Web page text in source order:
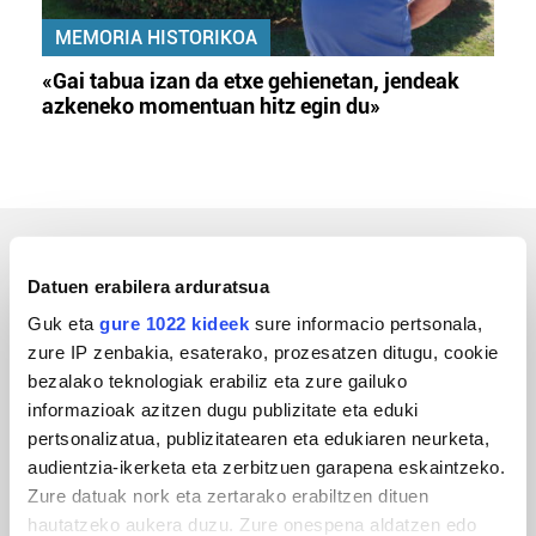
Datuen erabilera arduratsua
Guk eta gure 1022 kideek sure informacio pertsonala,
zure IP zenbakia, esaterako, prozesatzen ditugu, cookie
bezalako teknologiak erabiliz eta zure gailuko
informazioak azitzen dugu publizitate eta eduki
pertsonalizatua, publizitatearen eta edukiaren neurketa,
audientzia-ikerketa eta zerbitzuen garapena eskaintzeko.
Zure datuak nork eta zertarako erabiltzen dituen
hautatzeko aukera duzu. Zure onespena aldatzen edo
MEMORIA HISTORIKOA
«Gai tabua izan da etxe gehienetan, jendeak
azkeneko momentuan hitz egin du»